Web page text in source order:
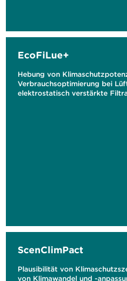
EcoFiLue+
Hebung von
Verbrauchsoptimierung bei
elektrostatisch verstärkte
ScenClimPact
Plausibilität von
von Klimawandel und -